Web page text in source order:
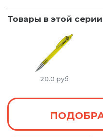
Товары в этой серии
20.0 руб